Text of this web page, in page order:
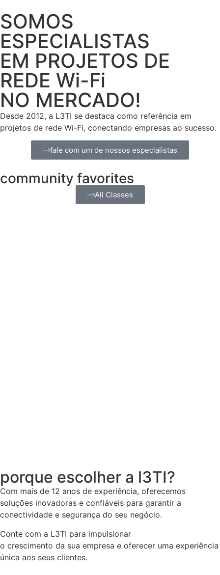
SOMOS
ESPECIALISTAS
EM PROJETOS DE
REDE Wi-Fi
NO MERCADO!
Desde 2012, a L3TI se destaca como referência em
projetos de rede Wi-Fi, conectando empresas ao sucesso.
fale com um de nossos especialistas
community favorites
All Classes
porque escolher a l3TI?
Com mais de 12 anos de experiência, oferecemos
soluções inovadoras e confiáveis para garantir a
conectividade e segurança do seu negócio.
Conte com a L3TI para impulsionar
o crescimento da sua empresa e oferecer uma experiência
única aos seus clientes.